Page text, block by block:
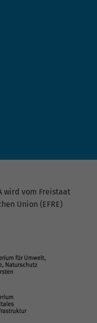
wird vom Freistaat
Union (EFRE)